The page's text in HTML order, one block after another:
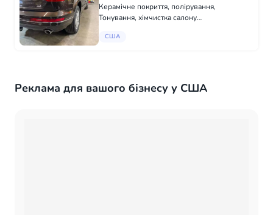
Керамічне покриття, полірування,
Тонування, хімчистка салону
cmidetailing485 email:
США
Реклама для вашого бізнесу у США